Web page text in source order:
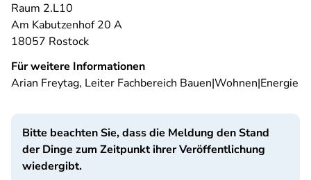
Raum 2.L10
Am Kabutzenhof 20 A
18057 Rostock
Für weitere Informationen
Arian Freytag, Leiter Fachbereich Bauen|Wohnen|Energie
Bitte beachten Sie, dass die Meldung den Stand
der Dinge zum Zeitpunkt ihrer Veröffentlichung
wiedergibt.